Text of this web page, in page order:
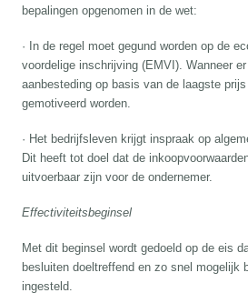
bepalingen opgenomen in de wet:
· In de regel moet gegund worden op de
voordelige inschrijving (EMVI). Wanneer
aanbesteding op basis van de laagste
gemotiveerd worden.
· Het bedrijfsleven krijgt inspraak op
Dit heeft tot doel dat de
uitvoerbaar zijn voor de ondernemer.
Effectiviteitsbeginsel
Met dit beginsel wordt gedoeld op de eis
besluiten doeltreffend en zo snel mogelijk
ingesteld.